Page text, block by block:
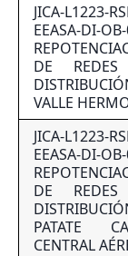
JICA-L1223-
EEASA-DI-
DE
VALLE
JICA-L1223-
EEASA-DI-
DE
PATATE
CENTRAL